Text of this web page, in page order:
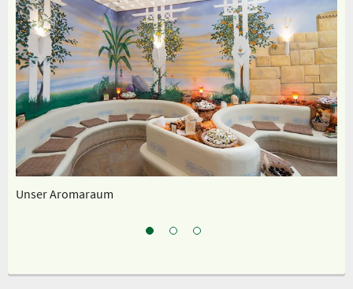
Unser Aromaraum